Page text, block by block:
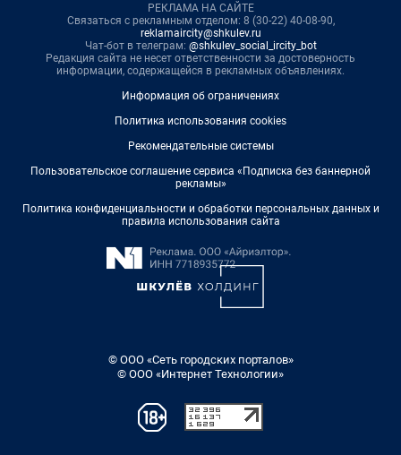
РЕКЛАМА НА САЙТЕ
Связаться с рекламным отделом: 8 (30-22) 40-08-90,
reklamaircity@shkulev.ru
Чат-бот в телеграм: @shkulev_social_ircity_bot
Редакция сайта не несет ответственности за достоверность
информации, содержащейся в рекламных объявлениях.
Информация об ограничениях
Политика использования cookies
Рекомендательные системы
Пользовательское соглашение сервиса «Подписка без баннерной
рекламы»
Политика конфиденциальности и обработки персональных данных и
правила использования сайта
© ООО «Сеть городских порталов»
© ООО «Интернет Технологии»